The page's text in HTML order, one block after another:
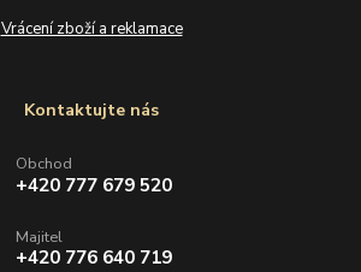
Vrácení zboží a reklamace
Kontaktujte nás
Obchod
+420 777 679 520
Majitel
+420 776 640 719